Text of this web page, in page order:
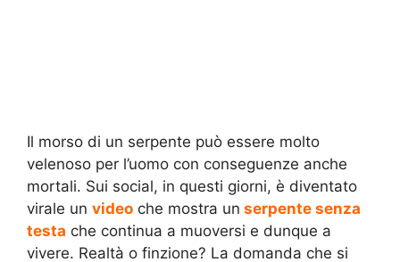
Il morso di un serpente può essere molto
velenoso per l’uomo con conseguenze anche
mortali. Sui social, in questi giorni, è diventato
virale un video che mostra un serpente senza
testa che continua a muoversi e dunque a
vivere. Realtà o finzione? La domanda che si